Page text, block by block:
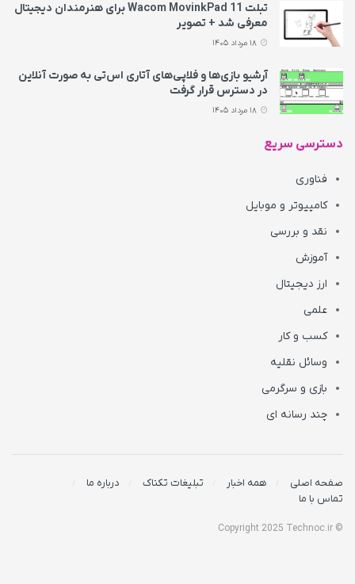
تبلت Wacom MovinkPad 11 برای هنرمندان دیجیتال
معرفی شد + تصویر
آرشیو بازی‌ها و فلاپی‌های آتاری اس‌تی به‌ صورت آنلاین
در دسترس قرار گرفت
دسترسی سریع
فناوری
کامپیوتر و موبایل
نقد و بررسی
آموزش
ارز دیجیتال
علمی
کسب و کار
وسائل نقلیه
بازی و سرگرمی
چند رسانه ای
صفحه اصلی همه اخبار تبلیغات تکناک
درباره ما
تماس با ما
© Copyright 2025 Technoc.ir